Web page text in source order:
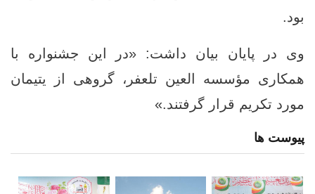
بود.
وی در پایان بیان داشت: «در این جشنواره با
همکاری مؤسسه العین تلعفر، گروهی از یتیمان
مورد تکریم قرار گرفتند.»
پیوست ها